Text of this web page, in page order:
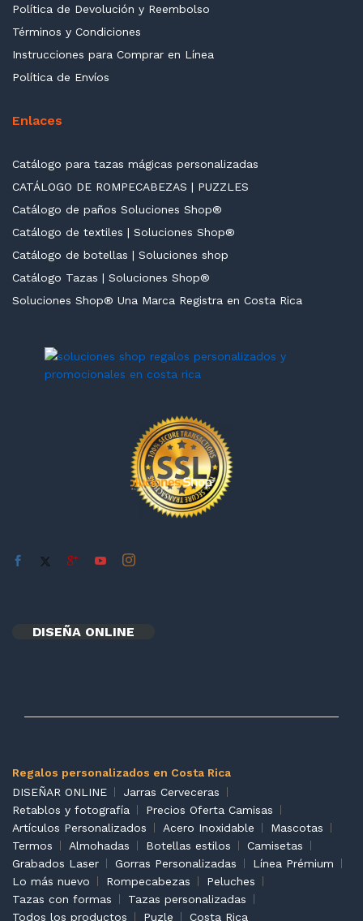
Política de Devolución y Reembolso
Términos y Condiciones
Instrucciones para Comprar en Línea
Política de Envíos
Enlaces
Catálogo para tazas mágicas personalizadas
CATÁLOGO DE ROMPECABEZAS | PUZZLES
Catálogo de paños Soluciones Shop®
Catálogo de textiles | Soluciones Shop®
Catálogo de botellas | Soluciones shop
Catálogo Tazas | Soluciones Shop®
Soluciones Shop® Una Marca Registra en Costa Rica
DISEÑA ONLINE
Regalos personalizados en Costa Rica
DISEÑAR ONLINE
Jarras Cerveceras
Retablos y fotografía
Precios Oferta Camisas
Artículos Personalizados
Acero Inoxidable
Mascotas
Termos
Almohadas Botellas estilos
Camisetas
Grabados Laser
Gorras Personalizadas
Línea Prémium
Lo más nuevo
Rompecabezas
Peluches
Tazas con formas
Tazas personalizadas
Todos los productos
Puzle Costa Rica